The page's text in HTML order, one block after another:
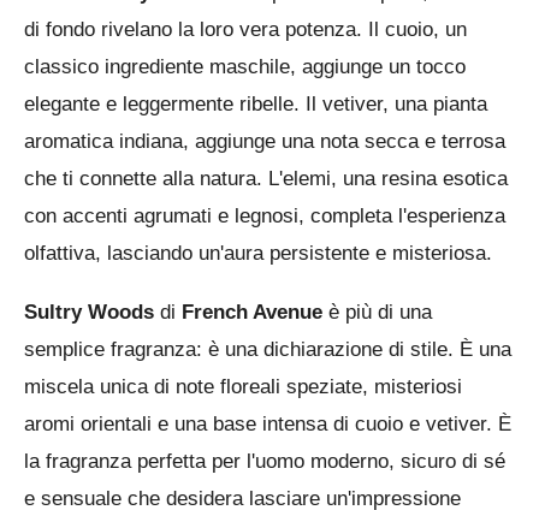
di fondo rivelano la loro vera potenza. Il cuoio, un
classico ingrediente maschile, aggiunge un tocco
elegante e leggermente ribelle. Il vetiver, una pianta
aromatica indiana, aggiunge una nota secca e terrosa
che ti connette alla natura. L'elemi, una resina esotica
con accenti agrumati e legnosi, completa l'esperienza
olfattiva, lasciando un'aura persistente e misteriosa.
Sultry Woods di French Avenue è più di una
semplice fragranza: è una dichiarazione di stile. È una
miscela unica di note floreali speziate, misteriosi
aromi orientali e una base intensa di cuoio e vetiver. È
la fragranza perfetta per l'uomo moderno, sicuro di sé
e sensuale che desidera lasciare un'impressione